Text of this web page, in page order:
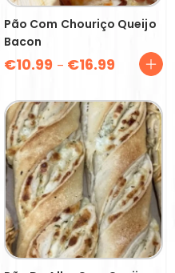
Pão Com Chouriço Queijo
Bacon
€10.99 – €16.99